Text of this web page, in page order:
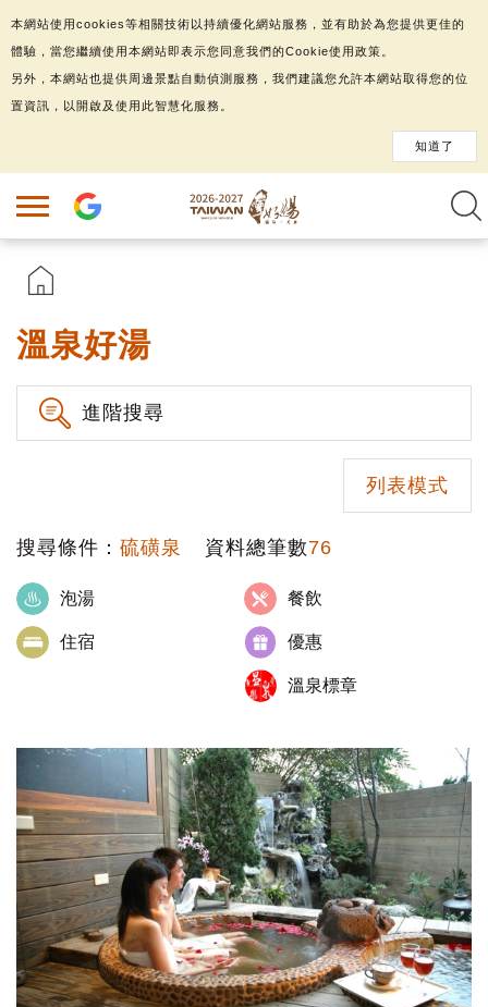
溫泉好湯
進階搜尋
列表模式
搜尋條件： 硫磺泉 資料總筆數76
泡湯 餐飲
住宿 優惠
溫泉標章
本網站使用cookies等相關技術以持續優化網站服務，並有助於為您提供更佳的
體驗，當您繼續使用本網站即表示您同意我們的Cookie使用政策。
另外，本網站也提供周邊景點自動偵測服務，我們建議您允許本網站取得您的位
置資訊，以開啟及使用此智慧化服務。
知道了